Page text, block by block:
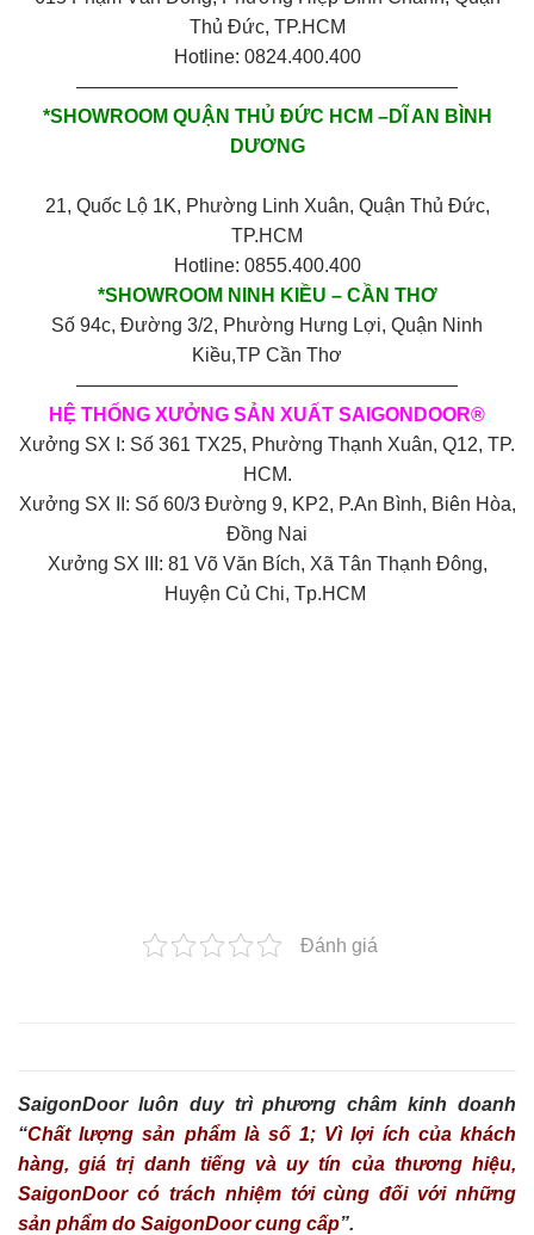
Thủ Đức, TP.HCM
Hotline: 0824.400.400
————————————————————
*SHOWROOM QUẬN THỦ ĐỨC HCM –DĨ AN BÌNH
DƯƠNG
21, Quốc Lộ 1K, Phường Linh Xuân, Quận Thủ Đức,
TP.HCM
Hotline: 0855.400.400
*SHOWROOM NINH KIỀU – CẦN THƠ
Số 94c, Đường 3/2, Phường Hưng Lợi, Quận Ninh
Kiều,TP Cần Thơ
————————————————————
HỆ THỐNG XƯỞNG SẢN XUẤT SAIGONDOOR®
Xưởng SX I: Số 361 TX25, Phường Thạnh Xuân, Q12, TP.
HCM.
Xưởng SX II: Số 60/3 Đường 9, KP2, P.An Bình, Biên Hòa,
Đồng Nai
Xưởng SX III: 81 Võ Văn Bích, Xã Tân Thạnh Đông,
Huyện Củ Chi, Tp.HCM
Đánh giá
SaigonDoor luôn duy trì phương châm kinh doanh
“Chất lượng sản phẩm là số 1; Vì lợi ích của khách
hàng, giá trị danh tiếng và uy tín của thương hiệu,
SaigonDoor có trách nhiệm tới cùng đối với những
sản phẩm do SaigonDoor cung cấp”.